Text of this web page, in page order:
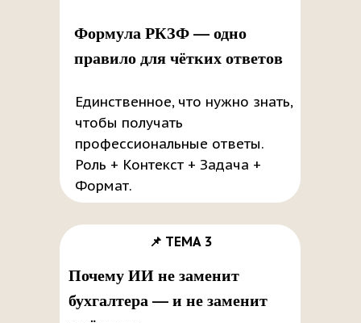
📌 ТЕМА 3
Формула РКЗФ — одно
правило для чётких ответов
Почему ИИ не заменит
бухгалтера — и не заменит
Единственное, что нужно знать,
чтобы получать
профессиональные ответы.
Роль + Контекст + Задача +
Формат.